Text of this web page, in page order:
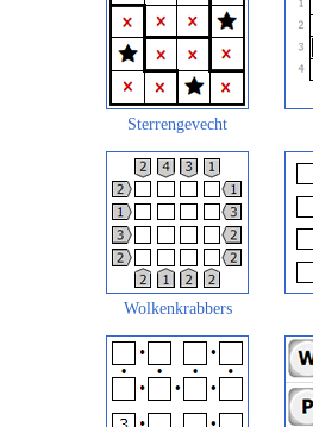
Sterrengevecht
Wolkenkrabbers